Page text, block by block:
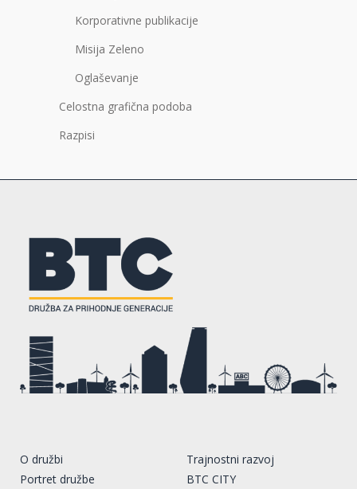
Korporativne publikacije
Misija Zeleno
Oglaševanje
Celostna grafična podoba
Razpisi
O družbi
Portret družbe
Trajnostni razvoj
BTC CITY